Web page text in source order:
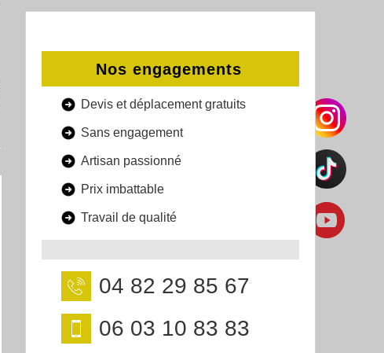
Nos engagements
Devis et déplacement gratuits
Sans engagement
Artisan passionné
Prix imbattable
Travail de qualité
04 82 29 85 67
06 03 10 83 83